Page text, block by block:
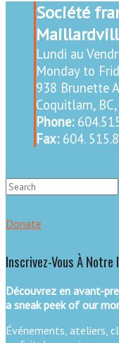
Société
Lundi au
Monday to
938 Brunette
Coquitlam,
Phone:
Fax:604.
Donate
Inscrivez-Vous À
Découvrez en avant-
a sneak peek of our
Événements, ateliers,